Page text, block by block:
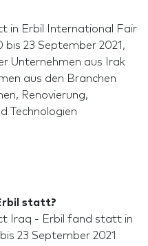
in Erbil International Fair
23 September 2021,
Unternehmen aus Irak
aus den Branchen
Renovierung,
Technologien
statt?
Iraq - Erbil fand statt in
23 September 2021